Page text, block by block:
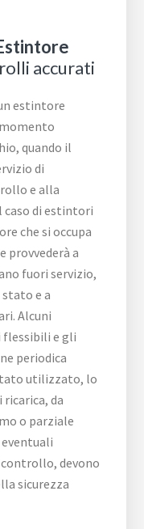
accurati
estintore
quando il
di
e alla
caso di estintori
che si occupa
provvederà a
fuori servizio,
e a
Alcuni
flessibili e gli
periodica
utilizzato, lo
da
o parziale
devono
sicurezza